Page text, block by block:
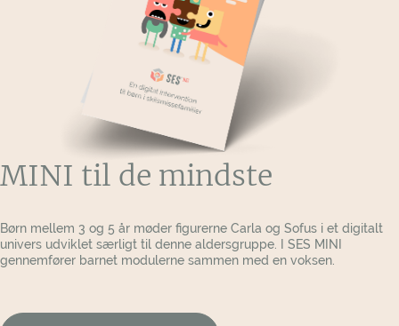
Det kan være besværligt at tage fra det ene hjem
til det andet. Ofte kan der være forskellige regler.
Få hjælp til, hvordan det kan blive lettere for dig.
Hvem af dine forældre bor du mest hos? Det kan
ændre sig med tiden, hvem du gerne vil bo hos.
Hør, hvordan andre børn bor.
MINI til de mindste
Børn mellem 3 og 5 år møder figurerne Carla og Sofus i et digitalt
univers udviklet særligt til denne aldersgruppe. I SES MINI
gennemfører barnet modulerne sammen med en voksen.